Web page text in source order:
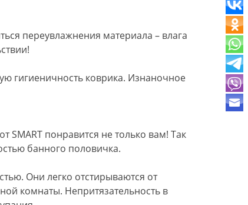
переувлажнения материала – влага
гигиеничность коврика. Изнаночное
SMART понравится не только вам! Так
банного половичка.
Они легко отстирываются от
комнаты. Непритязательность в